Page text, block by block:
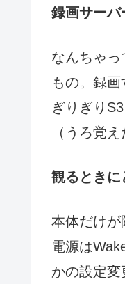
録画サーバ
なんちゃ
もの。録
ぎりぎり
（うろ覚
観るときに
本体だけが
電源は
かの設定変